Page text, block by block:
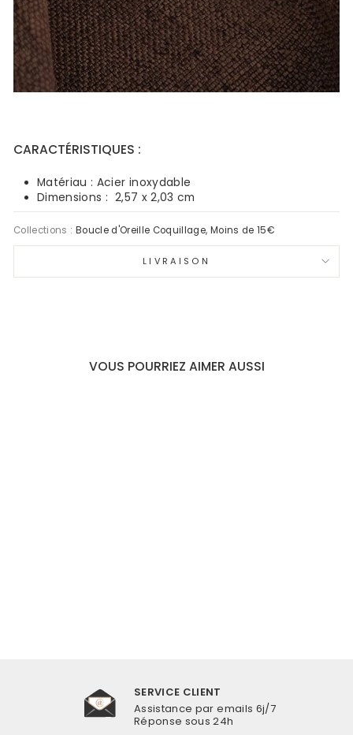
CARACTÉRISTIQUES :
Matériau : Acier inoxydable
Dimensions : 2,57 x 2,03 cm
Collections : Boucle d'Oreille Coquillage, Moins de 15€
LIVRAISON
VOUS POURRIEZ AIMER AUSSI
SERVICE CLIENT
Assistance par emails 6j/7
Réponse sous 24h